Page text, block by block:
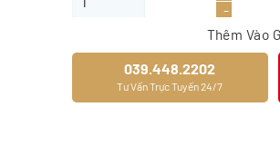
Thêm Vào
039.448.2202
Tư Vấn Trực Tuyến 24/7